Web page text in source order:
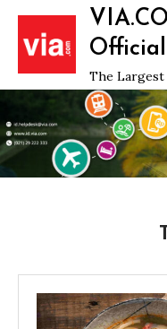
Skip
content
Official
The Largest